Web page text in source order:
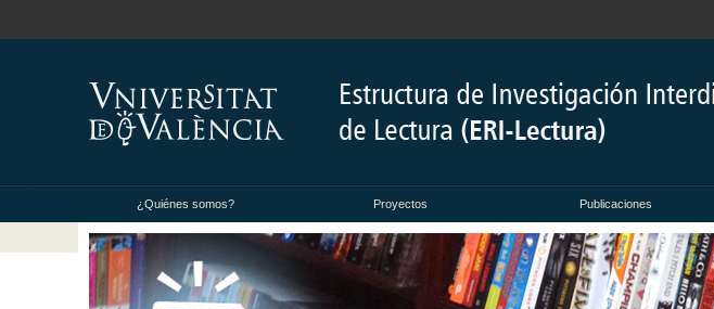
¿Quiénes somos? Proyectos Publicaciones